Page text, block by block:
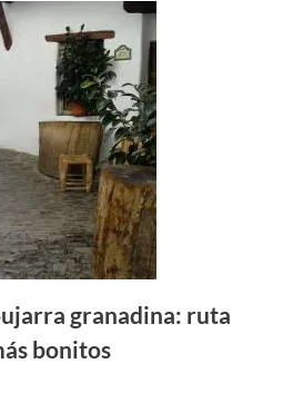
granadina: ruta
bonitos